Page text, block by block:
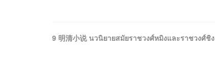
9 明清小说 นวนิยายสมัยราชวงศ์หมิงและราชวงศ์ชิง